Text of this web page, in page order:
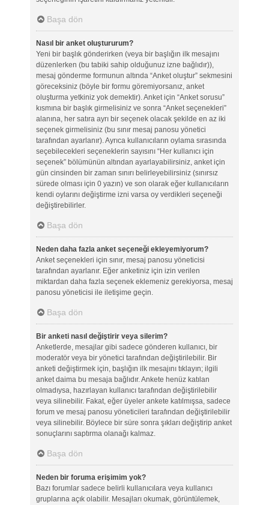
Başa dön
Nasıl bir anket oluştururum?
Yeni bir başlık gönderirken (veya bir başlığın ilk mesajını
düzenlerken (bu tabiki sahip olduğunuz izne bağlıdır)),
mesaj gönderme formunun altında “Anket oluştur” sekmesini
göreceksiniz (böyle bir formu göremiyorsanız, anket
oluşturma yetkiniz yok demektir). Anket için “Anket sorusu”
kısmına bir başlık girmelisiniz ve sonra “Anket seçenekleri”
alanına, her satıra ayrı bir seçenek olacak şekilde en az iki
seçenek girmelisiniz (bu sınır mesaj panosu yönetici
tarafından ayarlanır). Ayrıca kullanıcıların oylama sırasında
seçebilecekleri seçeneklerin sayısını “Her kullanıcı için
seçenek” bölümünün altından ayarlayabilirsiniz, anket için
gün cinsinden bir zaman sınırı belirleyebilirsiniz (sınırsız
sürede olması için 0 yazın) ve son olarak eğer kullanıcıların
kendi oylarını değiştirme izni varsa oy verdikleri seçeneği
değiştirebilirler.
Başa dön
Neden daha fazla anket seçeneği ekleyemiyorum?
Anket seçenekleri için sınır, mesaj panosu yöneticisi
tarafından ayarlanır. Eğer anketiniz için izin verilen
miktardan daha fazla seçenek eklemeniz gerekiyorsa, mesaj
panosu yöneticisi ile iletişime geçin.
Başa dön
Bir anketi nasıl değiştirir veya silerim?
Anketlerde, mesajlar gibi sadece gönderen kullanıcı, bir
moderatör veya bir yönetici tarafından değiştirilebilir. Bir
anketi değiştirmek için, başlığın ilk mesajını tıklayın; ilgili
anket daima bu mesaja bağlıdır. Ankete henüz katılan
olmadıysa, hazırlayan kullanıcı tarafından değiştirilebilir
veya silinebilir. Fakat, eğer üyeler ankete katılmışsa, sadece
forum ve mesaj panosu yöneticileri tarafından değiştirilebilir
veya silinebilir. Böylece bir süre sonra şıkları değiştirip anket
sonuçlarını saptırma olanağı kalmaz.
Başa dön
Neden bir foruma erişimim yok?
Bazı forumlar sadece belirli kullanıcılara veya kullanıcı
gruplarına açık olabilir. Mesajları okumak, görüntülemek,